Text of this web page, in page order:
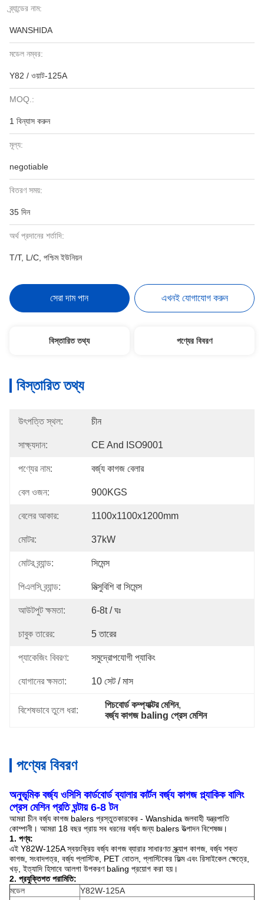
ব্র্যান্ডের নাম:
WANSHIDA
মডেল নম্বর:
Y82 / ওয়াট-125A
MOQ.:
1 বিন্যাস করুন
মূল্য:
negotiable
বিতরণ সময়:
35 দিন
অর্থ প্রদানের শর্তাদি:
T/T, L/C, পশ্চিম ইউনিয়ন
সেরা দাম পান এখনই যোগাযোগ করুন
বিস্তারিত তথ্য পণ্যের বিবরণ
বিস্তারিত তথ্য
উৎপত্তি স্থল: চীন
সাক্ষ্যদান: CE And ISO9001
পণ্যের নাম: বর্জ্য কাগজ বেলার
বেল ওজন: 900KGS
বেলের আকার: 1100x1100x1200mm
মোটর: 37kW
মোটর ব্র্যান্ড: সিমেন্স
পিএলসি ব্র্যান্ড: মিত্সুবিশি বা সিমেন্স
আউটপুট ক্ষমতা: 6-8t / ঘঃ
চাবুক তারের: 5 তারের
প্যাকেজিং বিবরণ: সমুদ্রোপযোগী প্যাকিং
যোগানের ক্ষমতা: 10 সেট / মাস
বিশেষভাবে তুলে ধরা:
পিচবোর্ড কম্প্যাক্টর মেশিন,
বর্জ্য কাগজ baling প্রেস মেশিন
পণ্যের বিবরণ
অনুভূমিক বর্জ্য ওসিসি কার্ডবোর্ড ব্যালার কার্টন বর্জ্য কাগজ প্ল্যাকিক বালিং
প্রেস মেশিন প্রতি ঘন্টায় 6-8 টন
আমরা চীন বর্জ্য কাগজ balers প্রস্তুতকারকের - Wanshida জলবাহী যন্ত্রপাতি
কোম্পানী। আমরা 18 বছর প্রায় সব ধরনের বর্জ্য জন্য balers উত্পাদন বিশেষজ্ঞ।
1. পণ্য:
এই Y82W-125A স্বয়ংক্রিয় বর্জ্য কাগজ ব্যারার সাধারণত স্ক্র্যাপ কাগজ, বর্জ্য শক্ত
কাগজ, সংবাদপত্র, বর্জ্য প্লাস্টিক, PET বোতল, প্লাস্টিকের ফিল্ম এবং রিসাইকেল ক্ষেত্রে,
খড়, ইত্যাদি হিসাবে আলগা উপকরণ baling প্রয়োগ করা হয়।
2. প্রযুক্তিগত পরামিতি:
মডেল
Y82W-125A